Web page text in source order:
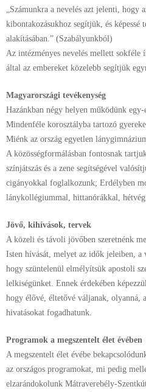
„Számunkra a nevelés azt jelenti,
kibontakozásukhoz segítjük, és képessé
alakításában.” (Szabályunkból)
Az intézményes nevelés mellett
által az embereket közelebb segítjük
Magyarországi tevékenység
Hazánkban négy helyen működünk
Mindenféle korosztályba tartozó
Miénk az ország egyetlen
A közösségformálásban fontosnak
színjátszás és a zene segítségével
cigányokkal foglalkozunk; Erdélyben
lánykollégiummal, hittanórákkal,
Jövő, kihívások, tervek
A közeli és távoli jövőben szeretnénk
Isten hívását, melyet az idők jeleiben, a
hogy szüntelenül elmélyítsük apostoli
lelkiségünket. Ennek érdekében
hogy élővé, éltetővé váljanak, olyanná,
hivatásokat fogadhatunk.
Programok a megszentelt élet évében
A megszentelt élet évébe
az országos programokat, mi pedig
elzarándokolunk Mátraverebély-